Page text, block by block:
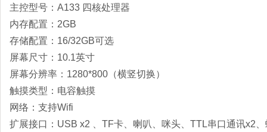
主控型号：A133 四核处理器
内存配置：2GB
存储配置：16/32GB可选
屏幕尺寸：10.1英寸
屏幕分辨率：1280*800（横竖切换）
触摸类型：电容触摸
网络：支持Wifi
扩展接口：USB x2 、TF卡、喇叭、咪头、TTL串口通讯x2